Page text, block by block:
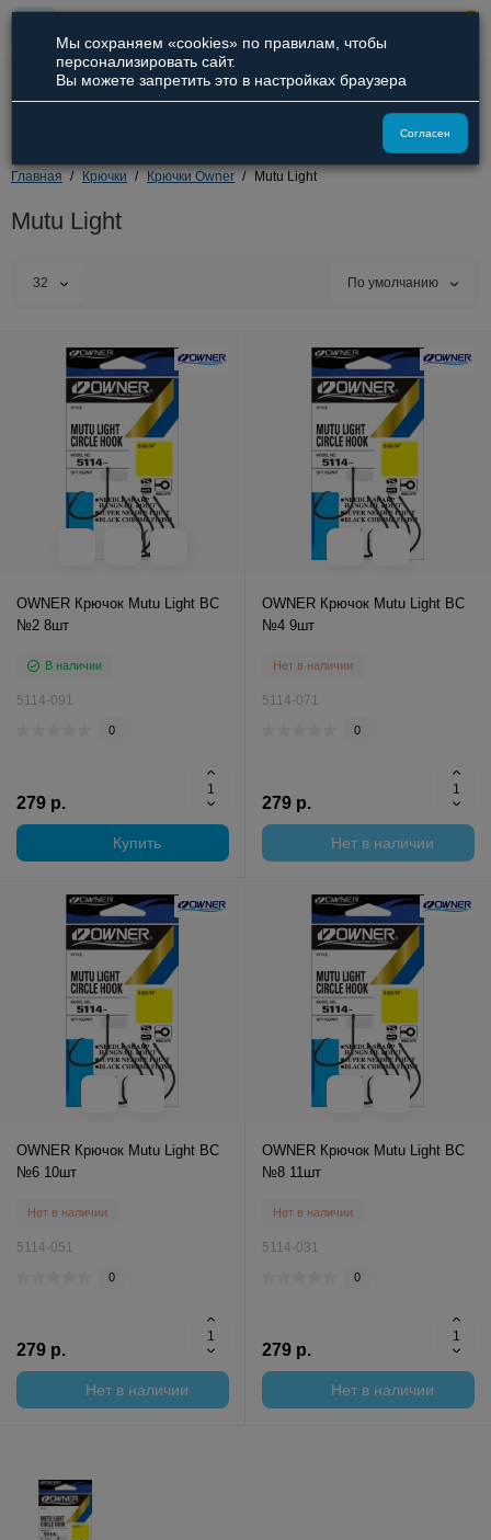
8 (800) 551-09-94
8 (929) 836-66-51
Главная Крючки Крючки Owner Mutu Light
Mutu Light
32 По умолчанию
OWNER Крючок Mutu Light BC
№2 8шт
В наличии
5114-091
0
279 р.
Купить
OWNER Крючок Mutu Light BC
№4 9шт
Нет в наличии
5114-071
0
279 р.
Нет в наличии
OWNER Крючок Mutu Light BC
№6 10шт
Нет в наличии
5114-051
0
279 р.
Нет в наличии
OWNER Крючок Mutu Light BC
№8 11шт
Нет в наличии
5114-031
0
279 р.
Нет в наличии
Мы сохраняем «cookies» по правилам, чтобы
персонализировать сайт.
Вы можете запретить это в настройках браузера
Согласен